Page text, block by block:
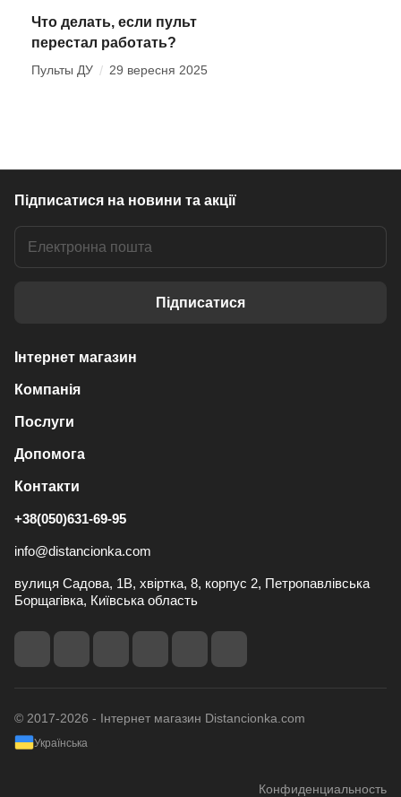
Что делать, если пульт
перестал работать?
Пульты ДУ / 29 вересня 2025
Підписатися на новини та акції
Підписатися
Інтернет магазин
Компанія
Послуги
Допомога
Контакти
+38(050)631-69-95
info@distancionka.com
вулиця Садова, 1В, хвіртка, 8, корпус 2, Петропавлівська
Борщагівка, Київська область
© 2017-2026 - Інтернет магазин Distancionka.com
Українська
Конфиденциальность